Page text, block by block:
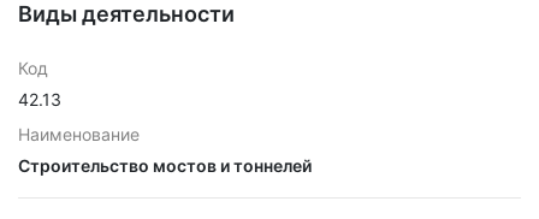
Виды деятельности
Код
42.13
Наименование
Строительство мостов и тоннелей